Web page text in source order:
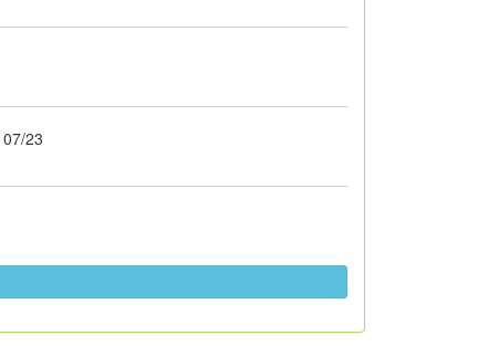
07/23